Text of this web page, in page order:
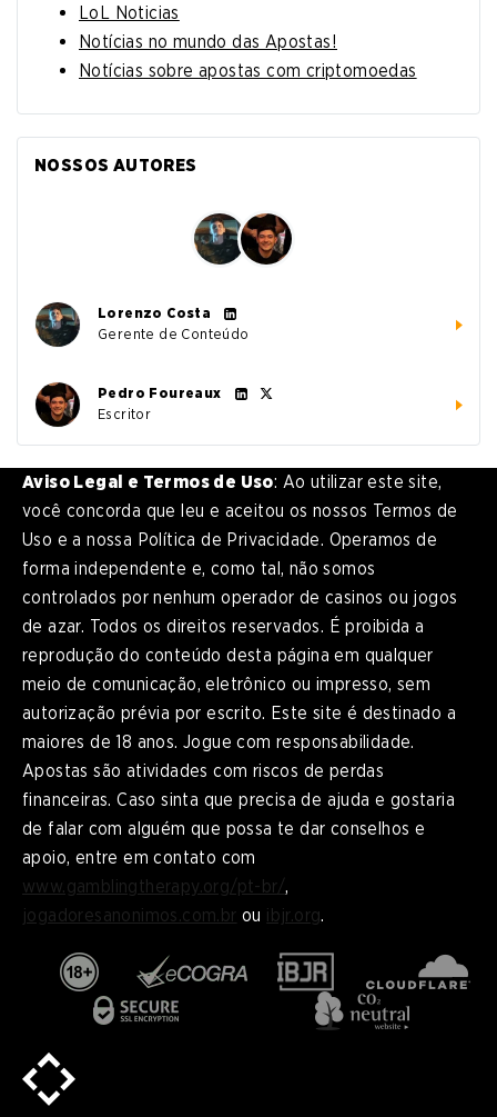
LoL Noticias
Notícias no mundo das Apostas!
Notícias sobre apostas com criptomoedas
NOSSOS AUTORES
Lorenzo Costa
Gerente de Conteúdo
Pedro Foureaux
Escritor
Aviso Legal e Termos de Uso: Ao utilizar este site,
você concorda que leu e aceitou os nossos Termos de
Uso e a nossa Política de Privacidade. Operamos de
forma independente e, como tal, não somos
controlados por nenhum operador de casinos ou jogos
de azar. Todos os direitos reservados. É proibida a
reprodução do conteúdo desta página em qualquer
meio de comunicação, eletrônico ou impresso, sem
autorização prévia por escrito. Este site é destinado a
maiores de 18 anos. Jogue com responsabilidade.
Apostas são atividades com riscos de perdas
financeiras. Caso sinta que precisa de ajuda e gostaria
de falar com alguém que possa te dar conselhos e
apoio, entre em contato com
www.gamblingtherapy.org/pt-br/,
jogadoresanonimos.com.br ou ibjr.org.
English